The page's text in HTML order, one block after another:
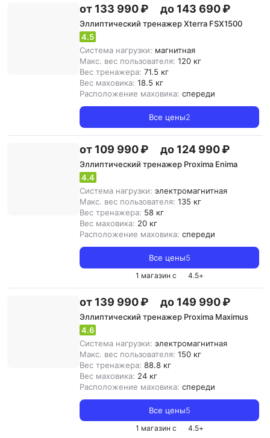
от 133 990 ₽ до 143 690 ₽
Эллиптический тренажер Xterra FSX1500
4.5
Система нагрузки: магнитная
Макс. вес пользователя: 120 кг
Вес тренажера: 71.5 кг
Вес маховика: 18.5 кг
Расположение маховика: спереди
Все цены2
от 109 990 ₽ до 124 990 ₽
Эллиптический тренажер Proxima Enima
4.4
Система нагрузки: электромагнитная
Макс. вес пользователя: 135 кг
Вес тренажера: 58 кг
Вес маховика: 20 кг
Расположение маховика: спереди
Все цены5
1 магазин с 4.5+
от 139 990 ₽ до 149 990 ₽
Эллиптический тренажер Proxima Maximus
4.6
Система нагрузки: электромагнитная
Макс. вес пользователя: 150 кг
Вес тренажера: 88.8 кг
Вес маховика: 24 кг
Расположение маховика: спереди
Все цены5
1 магазин с 4.5+